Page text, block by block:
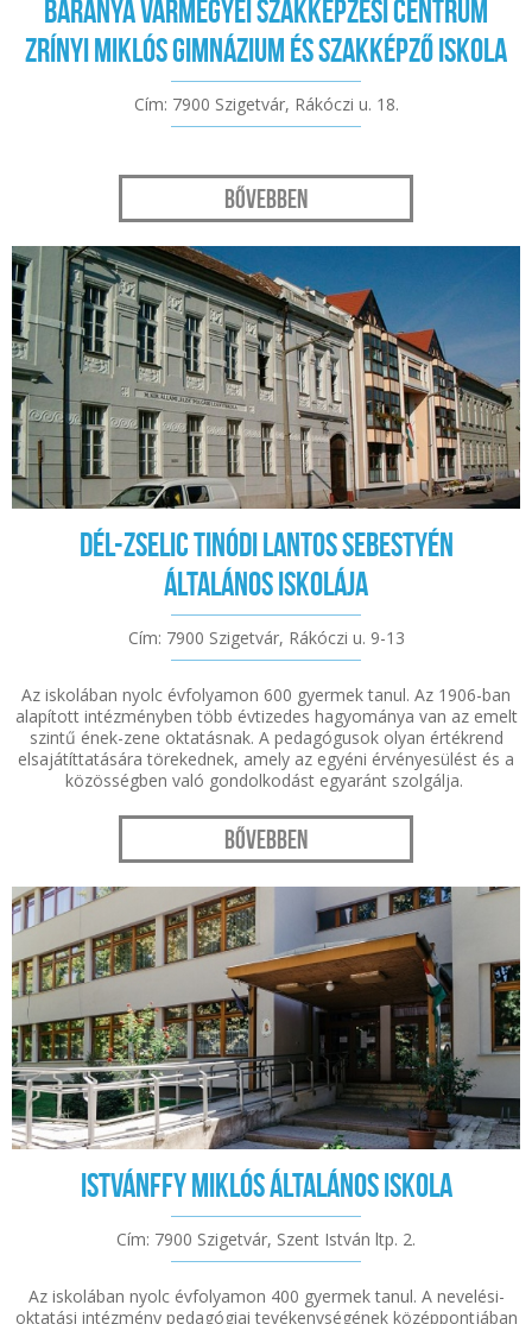
Baranya Vármegyei Szakképzési Centrum
Zrínyi Miklós Gimnázium és Szakképző Iskola
Cím: 7900 Szigetvár, Rákóczi u. 18.
Bővebben
Dél-Zselic Tinódi Lantos Sebestyén
Általános Iskolája
Cím: 7900 Szigetvár, Rákóczi u. 9-13
Az iskolában nyolc évfolyamon 600 gyermek tanul. Az 1906-ban
alapított intézményben több évtizedes hagyománya van az emelt
szintű ének-zene oktatásnak. A pedagógusok olyan értékrend
elsajátíttatására törekednek, amely az egyéni érvényesülést és a
közösségben való gondolkodást egyaránt szolgálja.
Bővebben
Istvánffy Miklós Általános Iskola
Cím: 7900 Szigetvár, Szent István ltp. 2.
Az iskolában nyolc évfolyamon 400 gyermek tanul. A nevelési-
oktatási intézmény pedagógiai tevékenységének középpontjában